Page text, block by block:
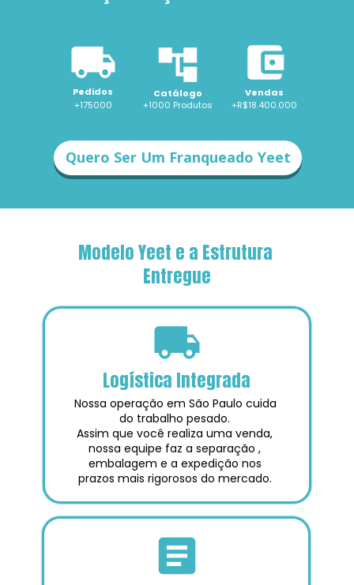
Pedidos Catálogo
Vendas
+175000
+R$18.400.000
+1000 Produtos
Quero Ser Um Franqueado Yeet
Modelo Yeet e a Estrutura
Entregue
Logística Integrada
Nossa operação em São Paulo cuida
do trabalho pesado.
Assim que você realiza uma venda,
nossa equipe faz a separação ,
embalagem e a expedição nos
prazos mais rigorosos do mercado.